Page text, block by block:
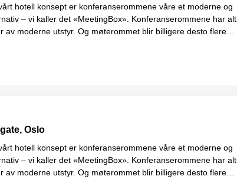
hotell konsept er konferanserommene våre et moderne og
– vi kaller det «MeetingBox». Konferanserommene har alt
av moderne utstyr. Og møterommet blir billigere desto flere
6, Oslo
Oslo
hotell konsept er konferanserommene våre et moderne og
– vi kaller det «MeetingBox». Konferanserommene har alt
av moderne utstyr. Og møterommet blir billigere desto flere